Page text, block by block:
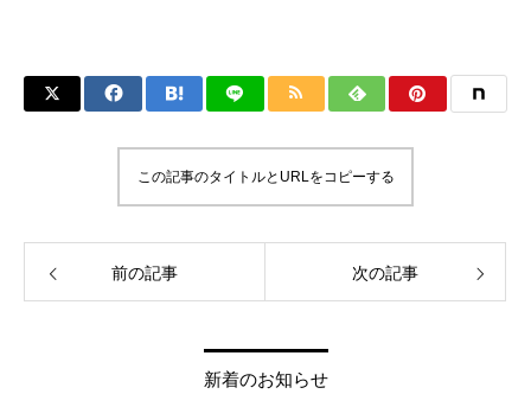
この記事のタイトルとURLをコピーする
前の記事 次の記事
新着のお知らせ